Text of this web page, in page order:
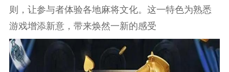
则，让参与者体验各地麻将文化。这一特色为熟悉
游戏增添新意，带来焕然一新的感受